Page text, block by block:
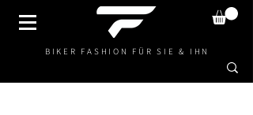
BIKER FASHION FÜR SIE & IHN